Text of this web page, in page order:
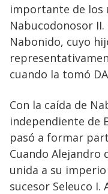
importante de los
Nabucodonosor
Nabonido, cuyo
cuando la tomó
Con la caída de
independiente de
pasó a formar
Cuando Alejandro
unida a su
sucesor Seleuco